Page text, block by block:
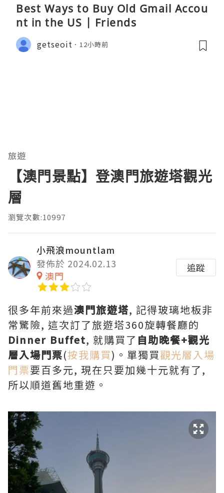
Best Ways to Buy Old Gmail Accou
nt in the US | Friends
getseoit 12小時前
旅遊
【澳門景點】登澳門旅遊塔觀光
層
瀏覽次數:10997
小飛浪mountlam
發佈於 2024.02.13
澳門
追蹤
很多年前來過澳門旅遊塔, 記得玻璃地板非
常驚險, 這次訂了旅遊塔360旋轉餐廳的
Dinner Buffet, 就購買了 自助晚餐+觀光
層入場門票(按我購買)。單獨買觀光層入場
門票要百多元, 現在只要加幾十元就有了,
所以順道舊地重遊。